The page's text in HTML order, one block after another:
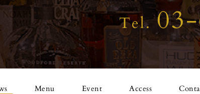
Tel.
Menu Event Access